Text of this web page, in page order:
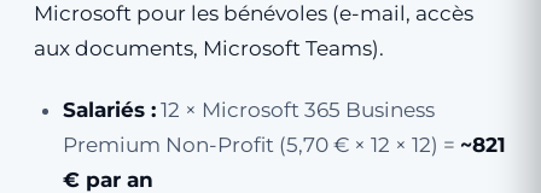
Microsoft pour les bénévoles (e-mail, accès
aux documents, Microsoft Teams).
Salariés : 12 × Microsoft 365 Business
Premium Non-Profit (5,70 € × 12 × 12) = ~821
€ par an